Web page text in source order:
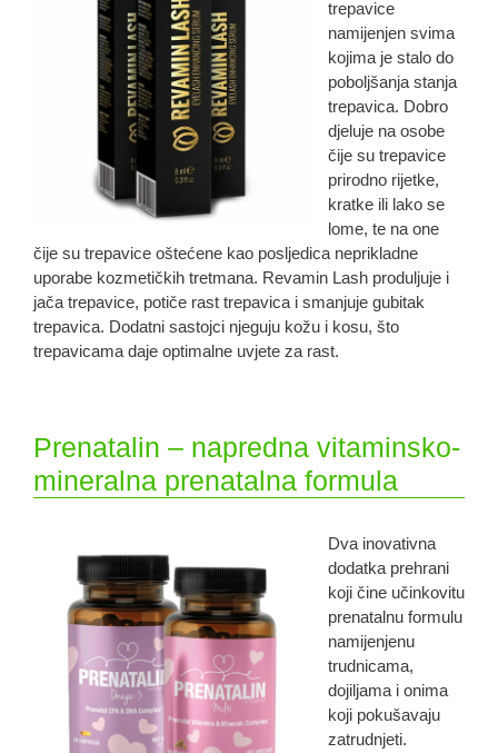
trepavice
namijenjen svima
kojima je stalo do
poboljšanja stanja
trepavica. Dobro
djeluje na osobe
čije su trepavice
prirodno rijetke,
kratke ili lako se
lome, te na one
čije su trepavice oštećene kao posljedica neprikladne
uporabe kozmetičkih tretmana. Revamin Lash produljuje i
jača trepavice, potiče rast trepavica i smanjuje gubitak
trepavica. Dodatni sastojci njeguju kožu i kosu, što
trepavicama daje optimalne uvjete za rast.
Prenatalin – napredna vitaminsko-
mineralna prenatalna formula
Dva inovativna
dodatka prehrani
koji čine učinkovitu
prenatalnu formulu
namijenjenu
trudnicama,
dojiljama i onima
koji pokušavaju
zatrudnjeti.